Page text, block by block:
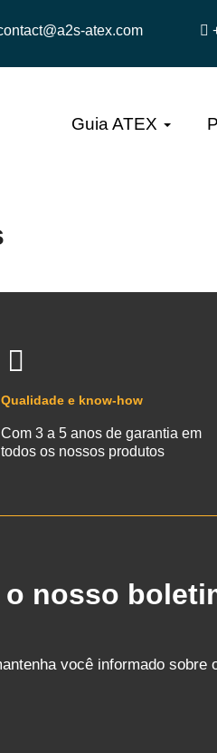
atex.com
Guia ATEX
Qualidade e know-how
Com 3 a 5 anos de garantia em
todos os nossos produtos
o nosso
você informado sobre